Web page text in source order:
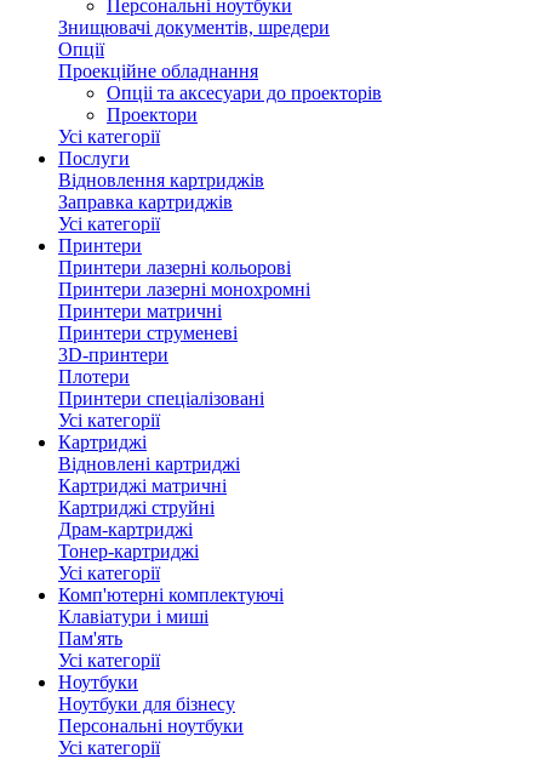
Персональні ноутбуки
Знищювачі документів, шредери
Опції
Проекційне обладнання
Опціі та аксесуари до проекторів
Проектори
Усі категорії
Послуги
Відновлення картриджів
Заправка картриджів
Усі категорії
Принтери
Принтери лазерні кольорові
Принтери лазерні монохромні
Принтери матричні
Принтери струменеві
3D-принтери
Плотери
Принтери спеціалізовані
Усі категорії
Картриджі
Відновлені картриджі
Картриджі матричні
Картриджі струйні
Драм-картриджі
Тонер-картриджі
Усі категорії
Комп'ютерні комплектуючі
Клавіатури і миші
Пам'ять
Усі категорії
Ноутбуки
Ноутбуки для бізнесу
Персональні ноутбуки
Усі категорії